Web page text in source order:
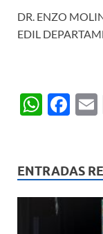
DR. ENZO
EDIL
W
s
A
F
b
o
ENTRADAS